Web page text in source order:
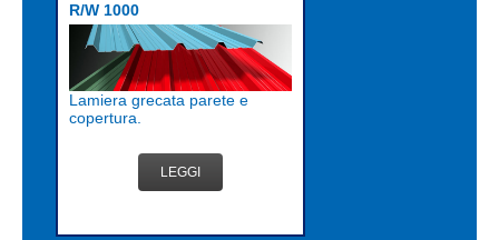
R/W 1000
Lamiera grecata parete e
copertura.
LEGGI